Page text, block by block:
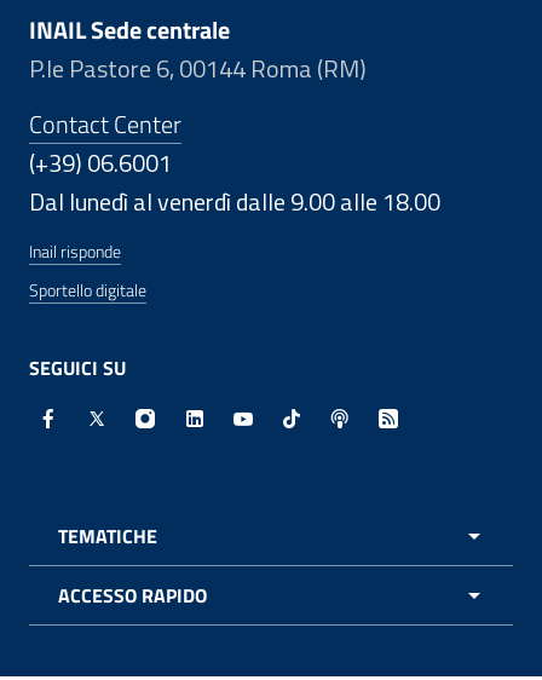
INAIL Sede centrale
P.le Pastore 6, 00144 Roma (RM)
Contact Center
(+39) 06.6001
Dal lunedì al venerdì dalle 9.00 alle 18.00
Inail risponde
Sportello digitale
SEGUICI SU
Facebook - Sito esterno - Apertura in nuova finestra
X - Sito esterno - Apertura in nuova finestra
Instagram - Sito esterno - Apertura in
Linkedin - Sito esterno - Apertura in
Youtube - Sito esterno -
TikTok - Sito esterno -
Spreaker - Sito
Feed RSS -
TEMATICHE
ACCESSO RAPIDO